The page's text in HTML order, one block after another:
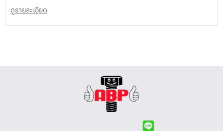
ดูรายละเอียด